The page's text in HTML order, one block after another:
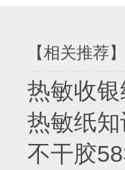
【相关推荐】
热敏收
热敏纸知
不干胶